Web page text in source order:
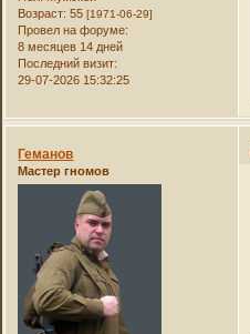
Возраст: 55[1971-06-29]
Провел на форуме:
8 месяцев 14 дней
Последний визит:
29-07-2026 15:32:25
Геманов
Мастер гномов